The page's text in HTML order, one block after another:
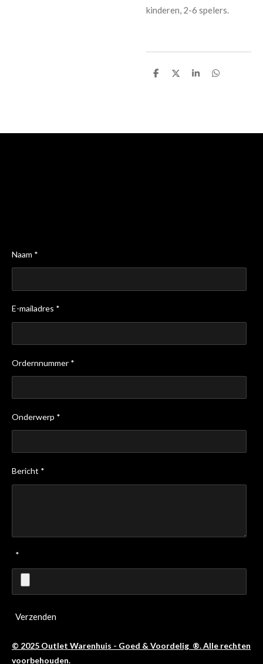
kinderen, 2-6 spelers.
D
D
S
D
Naam *
E-mailadres *
Ordernnummer *
Onderwerp *
Bericht *
*
Verzenden
© 2025 Outlet Warenhuis - Goed & Voordelig ®. Alle rechten
voorbehouden.